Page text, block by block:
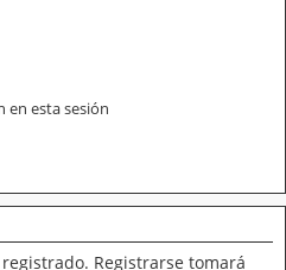
en esta sesión
Registrarse tomará